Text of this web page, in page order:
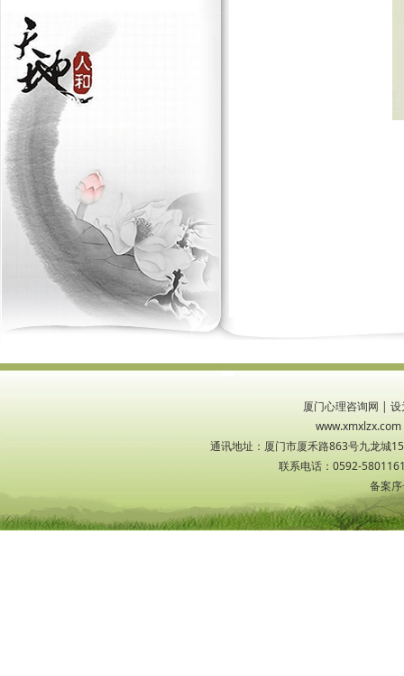
厦门心理咨询网 | 设
通讯地址：厦门市厦禾路863号九龙城
联系电话：0592-
备案